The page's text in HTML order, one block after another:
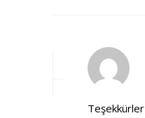
Teşekkürler